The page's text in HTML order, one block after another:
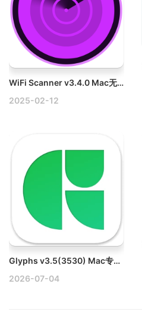
WiFi Scanner v3.4.0 Mac无线WiFi网络管理工具
2025-02-12
Glyphs v3.5(3530) Mac专业字体设计软件破解版
2026-07-04